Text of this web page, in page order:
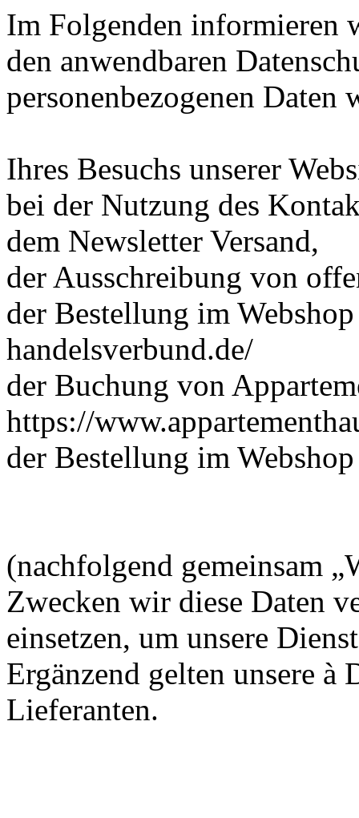
Im Folgenden informieren
den anwendbaren
personenbezogenen Daten
Ihres Besuchs unserer
bei der Nutzung des
dem Newsletter Versand,
der Ausschreibung von
der Bestellung im
handelsverbund.de/
der Buchung von
https://
der Bestellung im
(nachfolgend gemeinsam
Zwecken wir diese Daten
einsetzen, um unsere
Ergänzend gelten unsere
Lieferanten.